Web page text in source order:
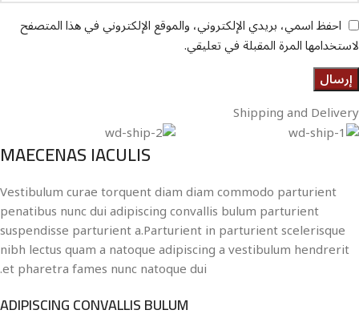
احفظ اسمي، بريدي الإلكتروني، والموقع الإلكتروني في هذا المتصفح
لاستخدامها المرة المقبلة في تعليقي.
Shipping and Delivery
MAECENAS IACULIS
Vestibulum curae torquent diam diam commodo parturient
penatibus nunc dui adipiscing convallis bulum parturient
suspendisse parturient a.Parturient in parturient scelerisque
nibh lectus quam a natoque adipiscing a vestibulum hendrerit
et pharetra fames nunc natoque dui.
ADIPISCING CONVALLIS BULUM